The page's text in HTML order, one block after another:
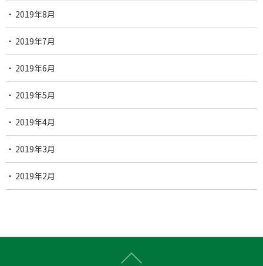
2019年8月
2019年7月
2019年6月
2019年5月
2019年4月
2019年3月
2019年2月